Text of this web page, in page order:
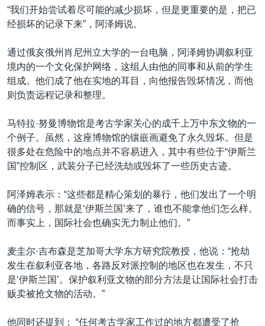
“我们开始尝试着尽可能的减少损坏，但是更重要的是，把已
经损坏的记录下来”，阿泽姆说。
通过俄亥俄州肖尼州立大学的一台电脑，阿泽姆协调叙利亚
境内的一个文化保护网络，这组人由他的同事和从前的学生
组成。他们成了他在实地的耳目，向他报告毁坏情况，而他
则负责远程记录和整理。
马特拉·努曼博物馆是考古学家关心的成千上万中东文物的一
个例子。虽然，这座博物馆的镶嵌画避免了永久毁坏。但是
很多处在危险中的地点并不容易进入，其中有些位于“伊斯兰
国”控制区，武装分子已经洗劫或毁坏了一些历史古迹。
阿泽姆表示：“这些都是精心策划的暴行，他们发出了一个明
确的信号，那就是‘伊斯兰国’来了，谁也不能拿他们怎么样。
而事实上，国际社会也确实无力制止他们。”
麦圭尔·吉布森是芝加哥大学东方研究院教授，他说：“抢劫
发生在叙利亚各地，各路反对派控制的地区也在发生，不只
是‘伊斯兰国’。保护叙利亚文物的部分方法是让国际社会打击
贩卖被抢文物的活动。”
他同时还提到： “任何考古学家工作过的地方都遭受了抢